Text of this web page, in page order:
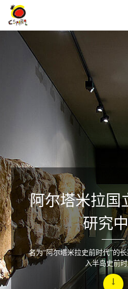
阿尔塔米拉国
研究
名为“阿尔塔米拉史前时代”的
入半岛史前